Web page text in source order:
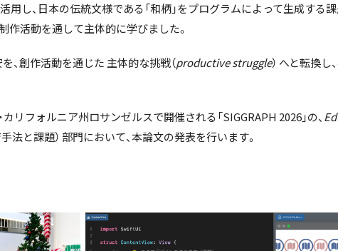
し、日本の伝統文様である「和柄」をプログラムによって生成する
作活動を通して主体的に学びました。
、創作活動を通じた 主体的な挑戦（productive struggle） へと転換
リフォルニア州ロサンゼルスで開催される「SIGGRAPH 2026」の、
法と課題） 部門において、本論文の発表を行います。